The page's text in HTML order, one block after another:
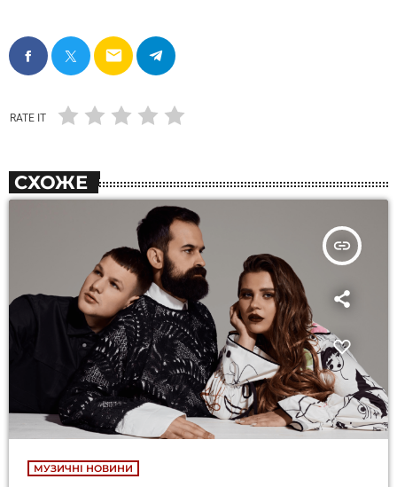
email
RATE IT
СХОЖЕ
insert_link
МУЗИЧНІ НОВИНИ